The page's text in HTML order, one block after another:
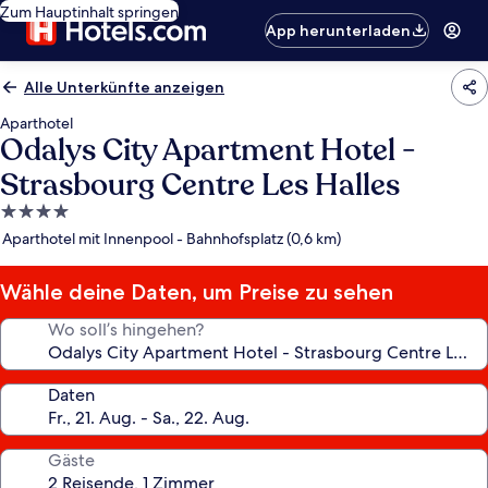
Zum Hauptinhalt springen
App herunterladen
Alle Unterkünfte anzeigen
Aparthotel
Odalys City Apartment Hotel -
Strasbourg Centre Les Halles
4.0-
Sterne-
Aparthotel mit Innenpool - Bahnhofsplatz (0,6 km)
Wähle deine Daten, um Preise zu sehen
Wo soll’s hingehen?
Daten
Gäste